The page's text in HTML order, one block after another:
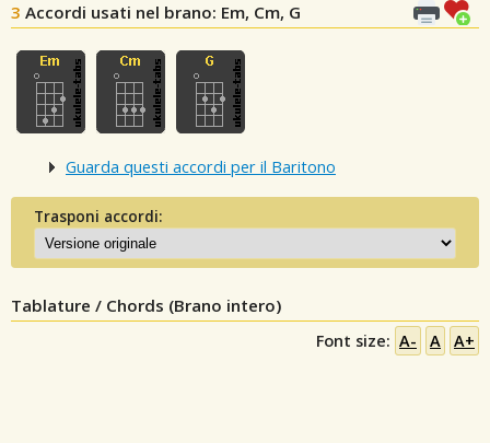
3 Accordi usati nel brano: Em, Cm, G
Guarda questi accordi per il Baritono
Trasponi accordi:
Tablature / Chords (Brano intero)
Font size: A- A A+